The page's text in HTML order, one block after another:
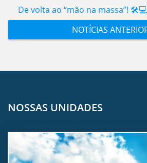
De volta ao “mão na massa”! 🛠️💻
NOTÍCIAS
NOSSAS UNIDADES